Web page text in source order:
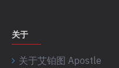
关于
关于艾铂图 Apostle